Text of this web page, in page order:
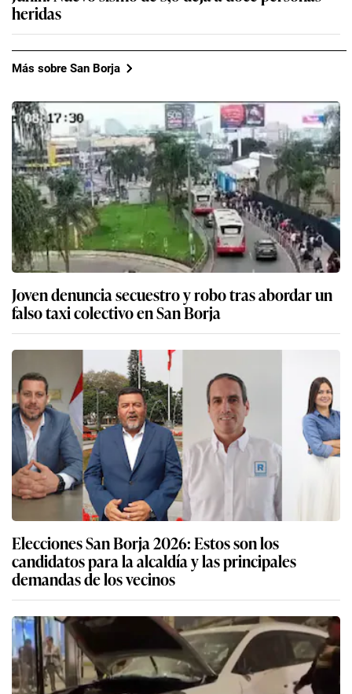
heridas
Más sobre San Borja
Joven denuncia secuestro y robo tras abordar un
falso taxi colectivo en San Borja
Elecciones San Borja 2026: Estos son los
candidatos para la alcaldía y las principales
demandas de los vecinos